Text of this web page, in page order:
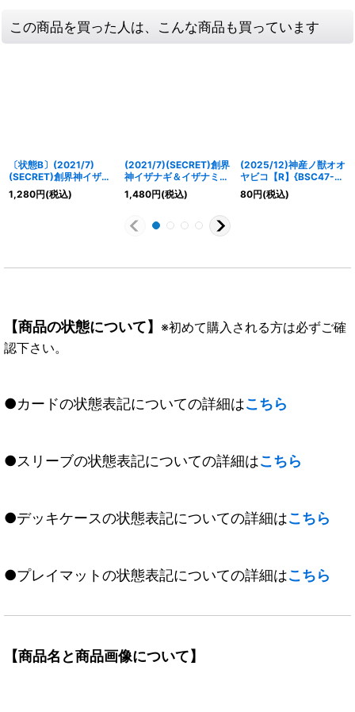
この商品を買った人は、こんな商品も買っています
〔状態B〕(2021/7)
(SECRET)創界神イザナ
ギ＆イザナミ【X-SEC】
{BS55-X09}《多》
1,280円(税込)
(2021/7)(SECRET)創界
神イザナギ＆イザナミ
【X-SEC】{BS55-
X09}《多》
1,480円(税込)
(2025/12)神産ノ獣オオ
ヤビコ【R】{BSC47-
003}《緑》
80円(税込)
【商品の状態について】 ※初めて購入される方は必ずご確
認下さい。
●カードの状態表記についての詳細はこちら
●スリーブの状態表記についての詳細はこちら
●デッキケースの状態表記についての詳細はこちら
●プレイマットの状態表記についての詳細はこちら
【商品名と商品画像について】